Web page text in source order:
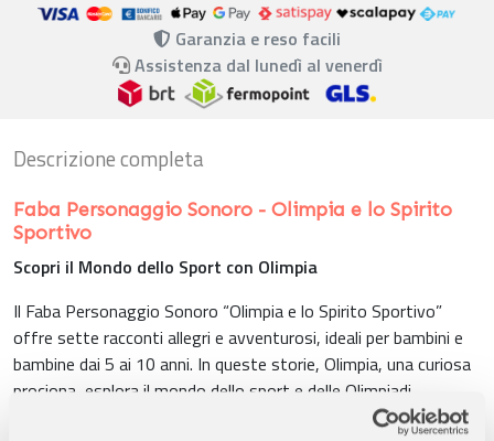
Garanzia e reso facili
Assistenza dal lunedì al venerdì
Descrizione completa
Faba Personaggio Sonoro - Olimpia e lo Spirito
Sportivo
Scopri il Mondo dello Sport con Olimpia
Il Faba Personaggio Sonoro “Olimpia e lo Spirito Sportivo”
offre sette racconti allegri e avventurosi, ideali per bambini e
bambine dai 5 ai 10 anni. In queste storie, Olimpia, una curiosa
prociona, esplora il mondo dello sport e delle Olimpiadi,